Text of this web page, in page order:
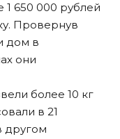
650 000 рублей
Провернув
дом в
они
более 10 кг
в 21
другом